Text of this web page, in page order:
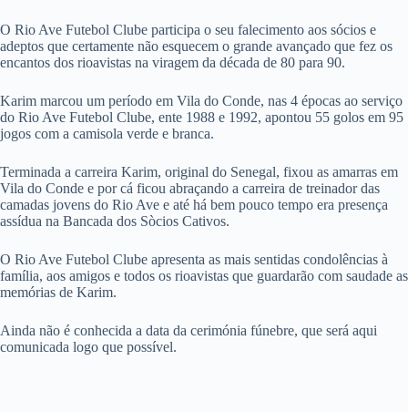
O Rio Ave Futebol Clube participa o seu falecimento aos sócios e
adeptos que certamente não esquecem o grande avançado que fez os
encantos dos rioavistas na viragem da década de 80 para 90.
Karim marcou um período em Vila do Conde, nas 4 épocas ao serviço
do Rio Ave Futebol Clube, ente 1988 e 1992, apontou 55 golos em 95
jogos com a camisola verde e branca.
Terminada a carreira Karim, original do Senegal, fixou as amarras em
Vila do Conde e por cá ficou abraçando a carreira de treinador das
camadas jovens do Rio Ave e até há bem pouco tempo era presença
assídua na Bancada dos Sòcios Cativos.
O Rio Ave Futebol Clube apresenta as mais sentidas condolências à
família, aos amigos e todos os rioavistas que guardarão com saudade as
memórias de Karim.
Ainda não é conhecida a data da cerimónia fúnebre, que será aqui
comunicada logo que possível.